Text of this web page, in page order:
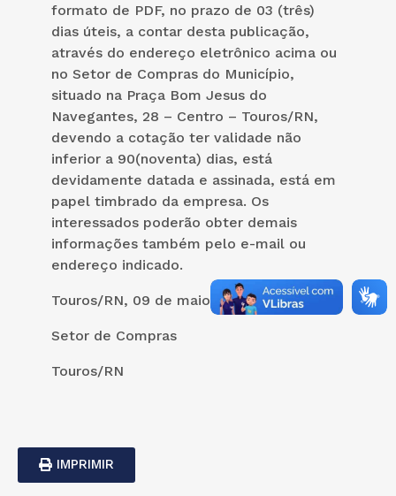
formato de PDF, no prazo de 03 (três)
dias úteis, a contar desta publicação,
através do endereço eletrônico acima ou
no Setor de Compras do Município,
situado na Praça Bom Jesus do
Navegantes, 28 – Centro – Touros/RN,
devendo a cotação ter validade não
inferior a 90(noventa) dias, está
devidamente datada e assinada, está em
papel timbrado da empresa. Os
interessados poderão obter demais
informações também pelo e-mail ou
endereço indicado.
Touros/RN, 09 de maio de 2022.
Setor de Compras
Touros/RN
IMPRIMIR